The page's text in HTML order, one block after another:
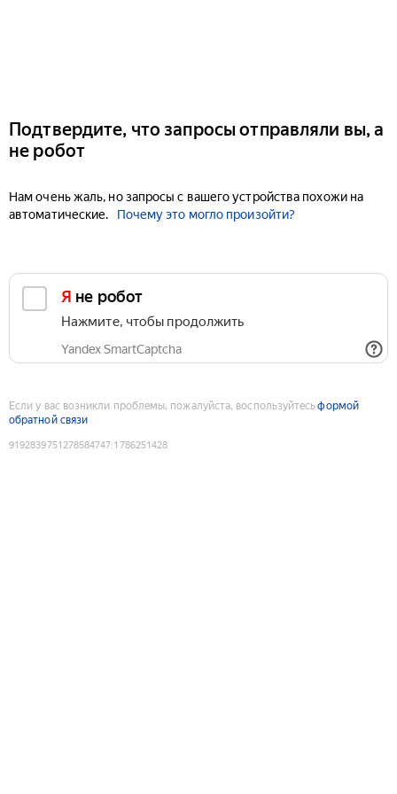
Подтвердите, что запросы отправляли вы, а
не робот
Нам очень жаль, но запросы с вашего устройства похожи на
автоматические.
Почему это могло произойти?
Я не робот
Нажмите, чтобы продолжить
Yandex SmartCaptcha
Если у вас возникли проблемы, пожалуйста, воспользуйтесьформой
обратной связи
9192839751278584747:1786251428